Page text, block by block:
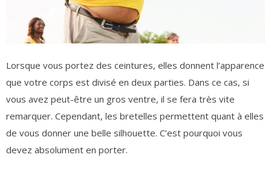
Lorsque vous portez des ceintures, elles donnent l’apparence
que votre corps est divisé en deux parties. Dans ce cas, si
vous avez peut-être un gros ventre, il se fera très vite
remarquer. Cependant, les bretelles permettent quant à elles
de vous donner une belle silhouette. C’est pourquoi vous
devez absolument en porter.